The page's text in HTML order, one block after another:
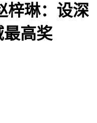
梓琳：设深
高奖